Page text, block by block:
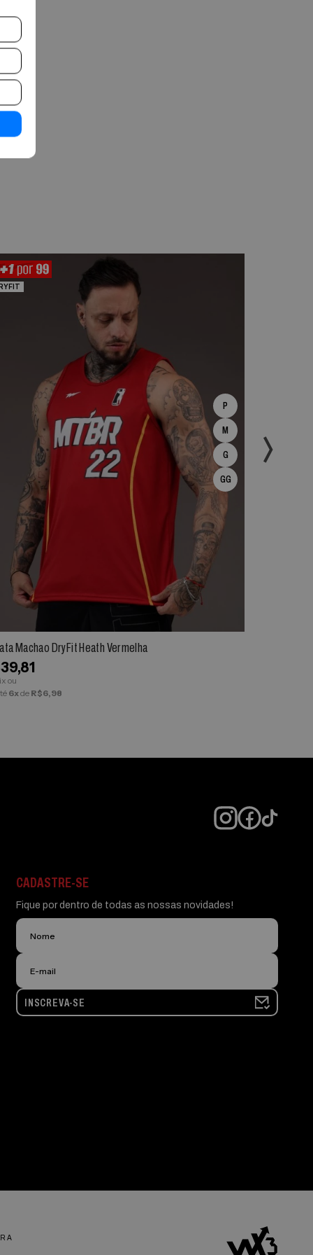
P
M
G
GG
Machao DryFit Heath Vermelha
ou
6xde R$6,98
CADASTRE-SE
Fique por dentro de todas as nossas novidades!
INSCREVA-SE
A